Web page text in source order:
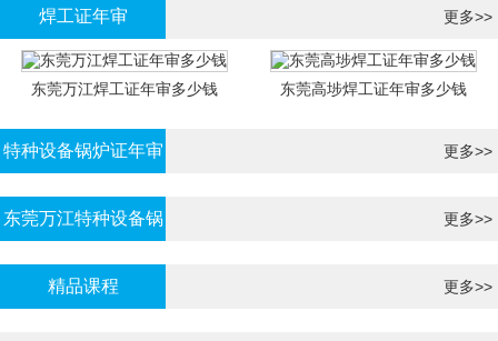
焊工证年审 更多>>
东莞万江焊工证年审多少钱 东莞高埗焊工证年审多少钱
特种设备锅炉证年审 更多>>
东莞万江特种设备锅
炉证年审
更多>>
精品课程 更多>>